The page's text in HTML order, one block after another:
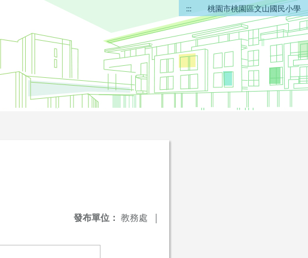
::: 桃園市桃園區文山國民小學
發布單位： 教務處 |